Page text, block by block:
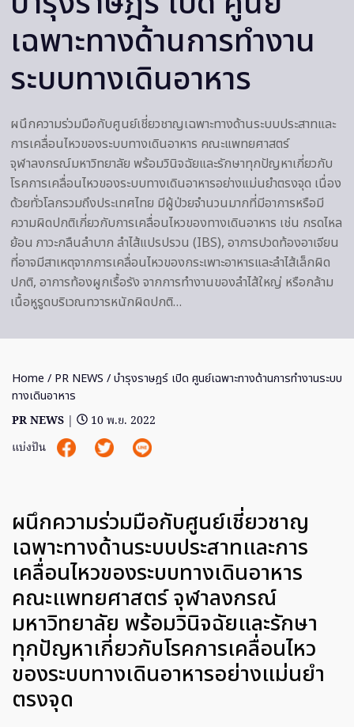
เฉพาะทางด้านการทำงาน
ระบบทางเดินอาหาร
ผนึกความร่วมมือกับศูนย์เชี่ยวชาญเฉพาะทางด้านระบบประสาทและ
การเคลื่อนไหวของระบบทางเดินอาหาร คณะแพทยศาสตร์
จุฬาลงกรณ์มหาวิทยาลัย พร้อมวินิจฉัยและรักษาทุกปัญหาเกี่ยวกับ
โรคการเคลื่อนไหวของระบบทางเดินอาหารอย่างแม่นยำตรงจุด เนื่อง
ด้วยทั่วโลกรวมถึงประเทศไทย มีผู้ป่วยจำนวนมากที่มีอาการหรือมี
ความผิดปกติเกี่ยวกับการเคลื่อนไหวของทางเดินอาหาร เช่น กรดไหล
ย้อน ภาวะกลืนลำบาก ลำไส้แปรปรวน (IBS), อาการปวดท้องอาเจียน
ที่อาจมีสาเหตุจากการเคลื่อนไหวของกระเพาะอาหารและลำไส้เล็กผิด
ปกติ, อาการท้องผูกเรื้อรัง จากการทำงานของลำไส้ใหญ่ หรือกล้าม
เนื้อหูรูดบริเวณทวารหนักผิดปกติ…
Home / PR NEWS / บำรุงราษฎร์ เปิด ศูนย์เฉพาะทางด้านการทำงานระบบ
ทางเดินอาหาร
PR NEWS |
10 พ.ย. 2022
แบ่งปัน
ผนึกความร่วมมือกับศูนย์เชี่ยวชาญ
เฉพาะทางด้านระบบประสาทและการ
เคลื่อนไหวของระบบทางเดินอาหาร
คณะแพทยศาสตร์ จุฬาลงกรณ์
มหาวิทยาลัย พร้อมวินิจฉัยและรักษา
ทุกปัญหาเกี่ยวกับโรคการเคลื่อนไหว
ของระบบทางเดินอาหารอย่างแม่นยำ
ตรงจุด